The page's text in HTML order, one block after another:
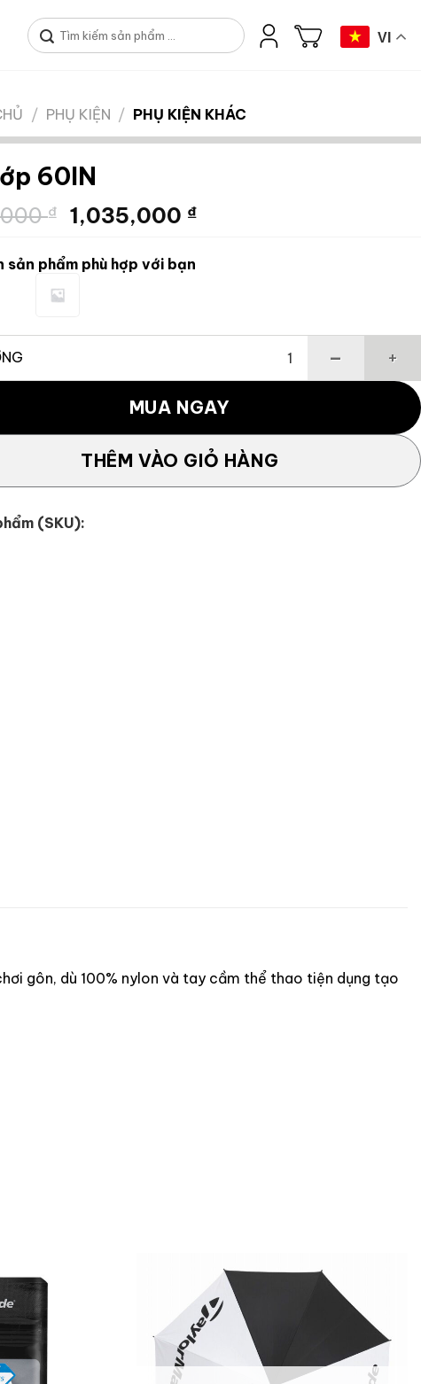
Tìm
kiếm:
VI
/ PHỤ KIỆN / PHỤ KIỆN KHÁC
60IN
₫
Giá
là:
1,380,000 ₫.
1,035,000 ₫Giá
sản phẩm phù hợp với bạn
số lượng
THÊM VÀO GIỎ HÀNG
MUA NGAY
(SKU):
gôn, dù 100% nylon và tay cầm thể thao tiện dụng tạo